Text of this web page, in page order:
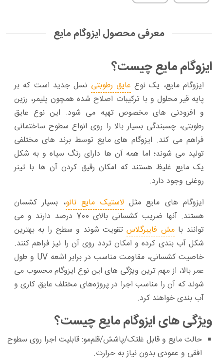
معرفی محصول ایزوگام مایع
ایزوگام مایع چیست؟
ایزوگام مایع، یک نوع عایق رطوبتی نسل جدید است که بر
پایه قیر محلول و با ترکیبات اصلاح شده همچون پلیمر، رزین
و افزودنی‌ های مخصوص تهیه می‌ شود. این نوع عایق
رطوبتی، چسبندگی بسیار بالا را روی انواع سطوح ساختمانی
فراهم می‌ کند. ایزوگام‌ های مایع توسط برند های مختلفی
تولید می‌ شوند؛ اما همه آن‌ ها دارای رنگ سیاه و به شکل
یک مایع غلیظ هستند که امکان رقیق کردن آن‌ ها با تینر
روغنی وجود دارد.
ایزوگام‌ های مایع مثل لاستیک مایع نانو، بسیار کشسان
هستند. آنها ضریب کشسانی بالای 700 درصد دارند و می‌
توانند بامش فایبرگلاستقویت شوند و سطح را به بهترین
شکل آب بندی کرده و امکان تردد روی آن را نیز فراهم کنند.
خاصیت کشسانی، مقاومت مناسب در برابر اشعه UV و طول
عمر بالا، از مهم‌ ترین ویژگی‌ های این نوع ایزوگام محسوب می‌
شوند که آن را مناسب اجرا در پروژه‌های مختلف عایق کاری و
آب بندی خواهند کرد.
ویژگی های ایزوگام مایع چیست؟
حالت مایع و قابل غلتک/پاشش/قلم‌مو:قابلیت اجرا روی سطوح
افقی و عمودی بدون نیاز به حرارت.